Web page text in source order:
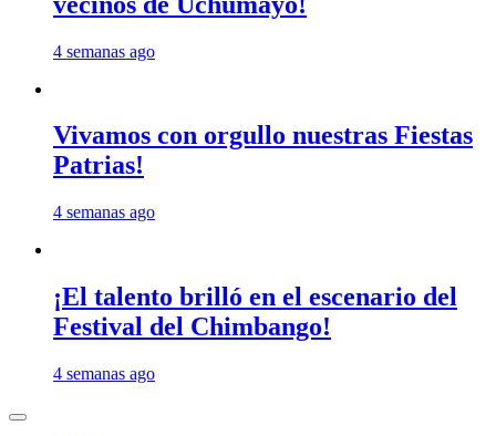
4 semanas ago
Vivamos con orgullo nuestras Fiestas
Patrias!
4 semanas ago
¡El talento brilló en el escenario del
Festival del Chimbango!
4 semanas ago